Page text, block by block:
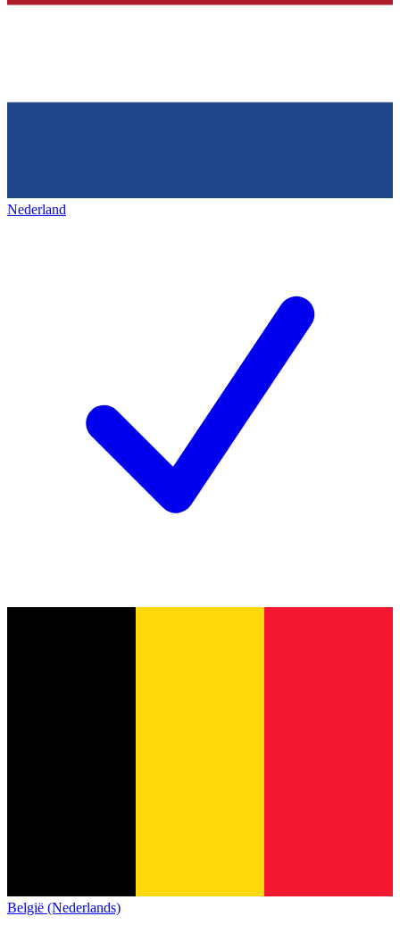
Nederland
België (Nederlands)